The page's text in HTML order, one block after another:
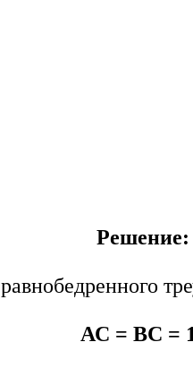
Решение:
равнобедренного
АС = ВС =